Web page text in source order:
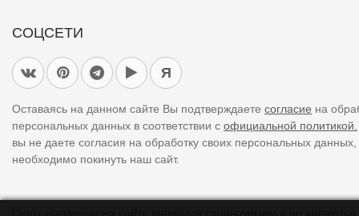
СОЦСЕТИ
Я
Оставаясь на данном сайте Вы подтверждаете согласие на
персональных данных в соответствии с официальной политикой.
вы не даете согласия на обработку своих персональных
необходимо покинуть наш сайт.